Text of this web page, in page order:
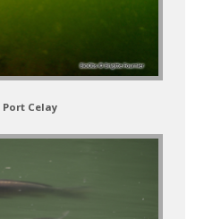
Port Celay